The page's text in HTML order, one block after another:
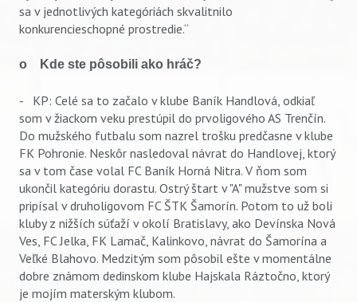
sa v jednotlivých kategóriách skvalitnilo
konkurencieschopné prostredie.“
o Kde ste pôsobili ako hráč?
- KP: Celé sa to začalo v klube Baník Handlová, odkiaľ
som v žiackom veku prestúpil do prvoligového AS Trenčín.
Do mužského futbalu som nazrel trošku predčasne v klube
FK Pohronie. Neskôr nasledoval návrat do Handlovej, ktorý
sa v tom čase volal FC Baník Horná Nitra. V ňom som
ukončil kategóriu dorastu. Ostrý štart v "A" mužstve som si
pripísal v druholigovom FC ŠTK Šamorín. Potom to už boli
kluby z nižších súťaží v okolí Bratislavy, ako Devínska Nová
Ves, FC Jelka, FK Lamač, Kalinkovo, návrat do Šamorína a
Veľké Blahovo. Medzitým som pôsobil ešte v momentálne
dobre známom dedinskom klube Hajskala Ráztočno, ktorý
je mojím materským klubom.